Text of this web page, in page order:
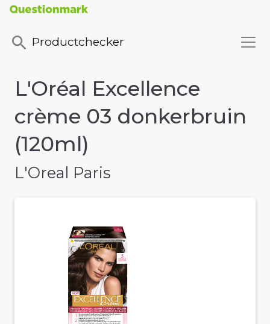
Productchecker
L'Oréal Excellence
crème 03 donkerbruin
(120ml)
L'Oreal Paris